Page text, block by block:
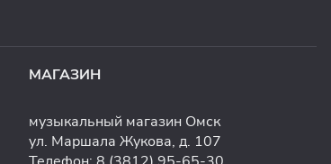
МАГАЗИН
музыкальный магазин Омск
ул. Маршала Жукова, д. 107